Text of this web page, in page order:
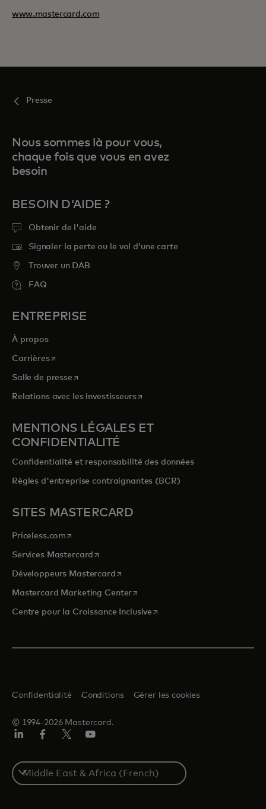
www.mastercard.com
Presse
Nous sommes là pour vous,
chaque fois que vous en avez
besoin
BESOIN D'AIDE ?
Obtenir de l'aide
Signaler la perte ou le vol d’une carte
Trouver un DAB
FAQ
ENTREPRISE
À propos
Carrièress’ouvre dans un nouvel onglet
Salle de presses’ouvre dans un nouvel onglet
Relations avec les investisseurss’ouvre dans un nouvel onglet
MENTIONS LÉGALES ET
CONFIDENTIALITÉ
Confidentialité et responsabilité des données
Règles d'entreprise contraignantes (BCR)
SITES MASTERCARD
Priceless.com s’ouvre dans un nouvel onglet
Services Mastercard s’ouvre dans un nouvel onglet
Développeurs Mastercards’ouvre dans un nouvel onglet
Mastercard Marketing Centers’ouvre dans un nouvel onglet
Centre pour la Croissance Inclusive s’ouvre dans un nouvel
© 1994-2026 Mastercard.
Confidentialité Conditions Gérer les cookies
Select
a
country